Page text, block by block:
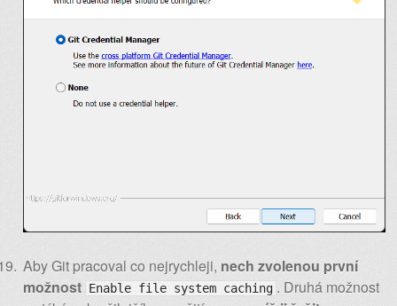
Aby Git pracoval co nejrychleji, nech zvolenou první
možnost Enable file system caching . Druhá možnost